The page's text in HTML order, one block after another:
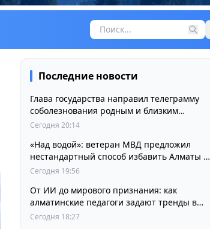
Последние новости
Глава государства направил телеграмму
соболезнования родным и близким
выдающегося кинорежиссера Ардака
Сегодня 20:14
«Над водой»: ветеран МВД предложил
нестандартный способ избавить Алматы от
пробок и смога
Сегодня 19:56
От ИИ до мирового признания: как
алматинские педагоги задают тренды в
изучении языков
Сегодня 18:27